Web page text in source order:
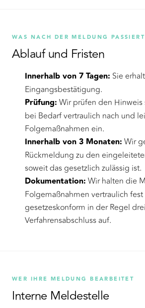
WAS NACH DER MELDUNG PASSIERT
Ablauf und Fristen
Innerhalb von 7 Tagen: Sie
Eingangsbestätigung.
Prüfung: Wir prüfen den Hinweis
bei Bedarf vertraulich nach und
Folgemaßnahmen ein.
Innerhalb von 3 Monaten: Wir
Rückmeldung zu den
soweit das gesetzlich zulässig ist.
Dokumentation: Wir halten die
Folgemaßnahmen vertraulich
gesetzeskonform in der Regel
Verfahrensabschluss auf.
WER IHRE MELDUNG BEARBEITET
Interne Meldestelle